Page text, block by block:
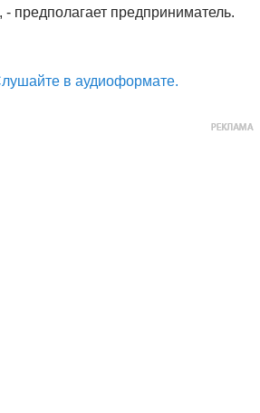
предполагает предприниматель.
в аудиоформате.